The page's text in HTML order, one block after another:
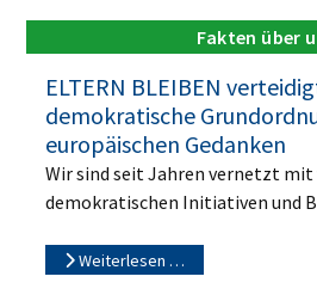
Fakten über
ELTERN BLEIBEN
demokratische
europäischen Gedanken
Wir sind seit Jahren vernetzt mit
demokratischen Initiativen und
Weiterlesen …